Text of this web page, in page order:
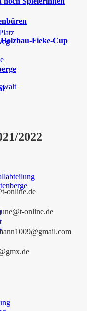
Fieke-Cup
2022
online.de
online.de